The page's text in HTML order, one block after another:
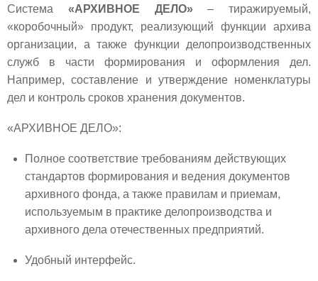
Система «АРХИВНОЕ ДЕЛО»– тиражируемый,
«коробочный» продукт, реализующий функции архива
организации, а также функции делопроизводственных
служб в части формирования и оформления дел.
Например, составление и утверждение номенклатуры
дел и контроль сроков хранения документов.
«АРХИВНОЕ ДЕЛО»:
Полное соответствие требованиям действующих
стандартов формирования и ведения документов
архивного фонда, а также правилам и приемам,
используемым в практике делопроизводства и
архивного дела отечественных предприятий.
Удобный интерфейс.